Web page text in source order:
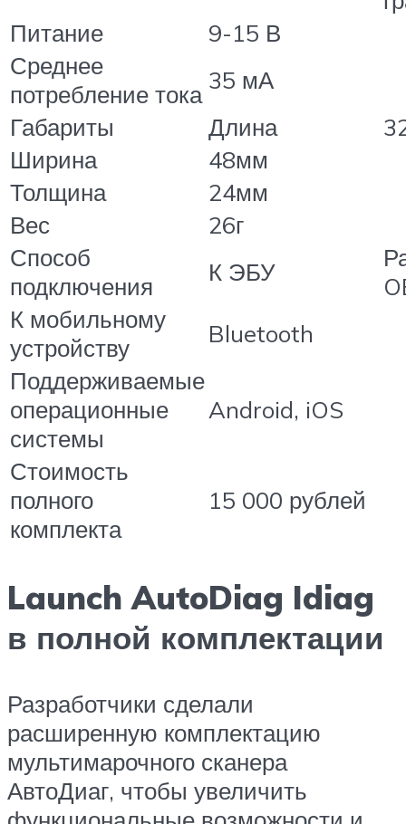
Питание
9-15 В
Среднее
потребление тока 35 мА
Габариты
Длина
Ширина
48мм
Толщина
24мм
Вес
26г
Способ
подключения
К ЭБУ
К мобильному
устройству
Bluetooth
Поддерживаемые
операционные
системы
Android, iOS
Стоимость
полного
комплекта
15 000 рублей
Launch AutoDiag Idiag
в полной комплектации
Разработчики сделали
расширенную комплектацию
мультимарочного сканера
АвтоДиаг, чтобы увеличить